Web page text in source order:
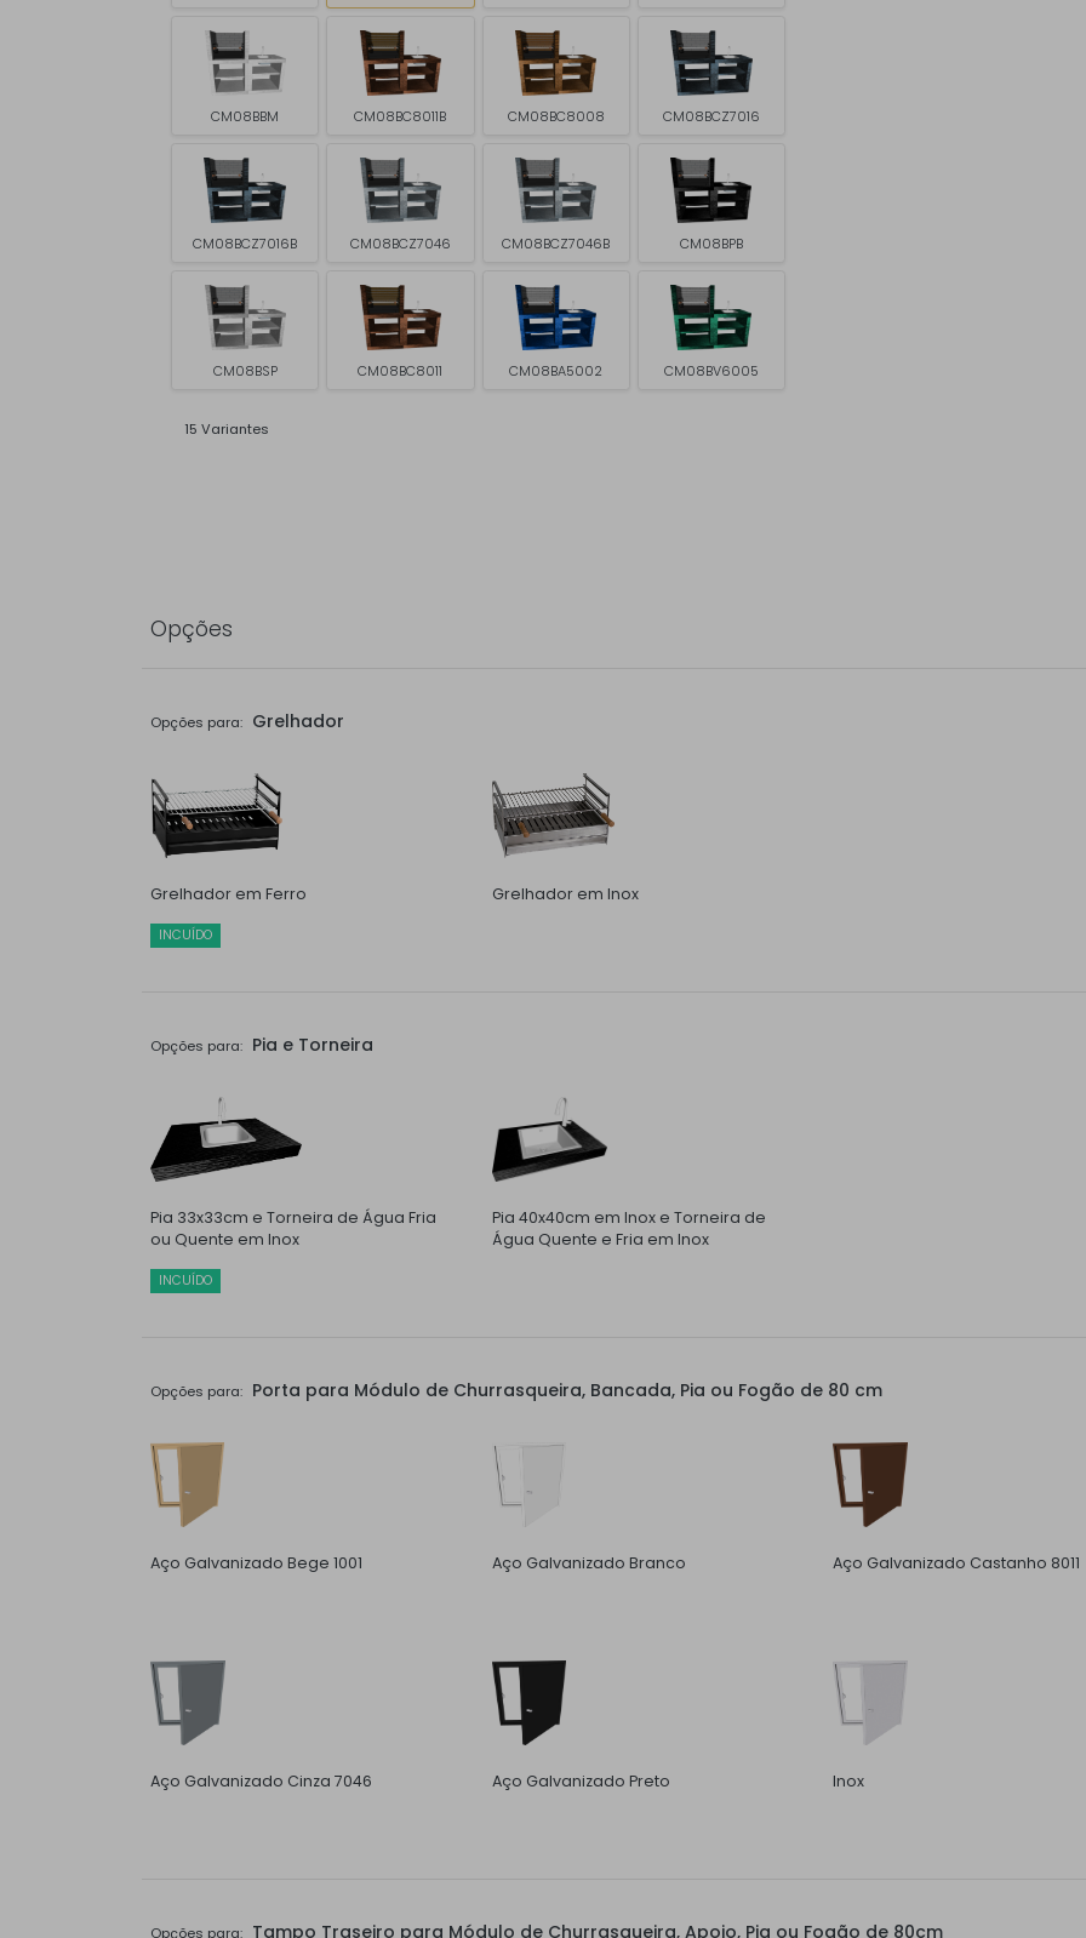
CM08BBM CM08BC8011B CM08BC8008 CM08BCZ7016
CM08BCZ7016B CM08BCZ7046 CM08BCZ7046B CM08BPB
CM08BSP CM08BC8011 CM08BA5002 CM08BV6005
15 Variantes
Opções
Opções para: Grelhador
Grelhador em Ferro
INCUÍDO
Grelhador em Inox
Opções para: Pia e Torneira
Pia 33x33cm e Torneira de Água Fria
ou Quente em Inox
INCUÍDO
Pia 40x40cm em Inox e Torneira de
Água Quente e Fria em Inox
Opções para: Porta para Módulo de Churrasqueira, Bancada, Pia ou Fogão de 80 cm
Aço Galvanizado Bege 1001 Aço Galvanizado Branco Aço Galvanizado Castanho 8011
Aço Galvanizado Cinza 7046 Aço Galvanizado Preto Inox
Opções para: Tampo Traseiro para Módulo de Churrasqueira, Apoio, Pia ou Fogão de 80cm